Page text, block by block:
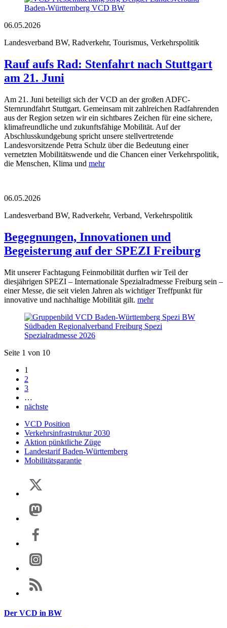
06.05.2026
Landesverband BW, Radverkehr, Tourismus, Verkehrspolitik
Rauf aufs Rad: Stenfahrt nach Stuttgart
am 21. Juni
Am 21. Juni beteiligt sich der VCD an der großen ADFC-
Sternrundfahrt Stuttgart. Gemeinsam mit zahlreichen Radfahrenden
aus der Region setzen wir ein sichtbares Zeichen für eine sichere,
klimafreundliche und zukunftsfähige Mobilität. Auf der
Abschlusskundgebung spricht unsere stellvertretende
Landesvorsitzende Petra Schulz über die Bedeutung einer
vernetzten Mobilitätswende und die Chancen einer Verkehrspolitik,
die Menschen, Klima und mehr
06.05.2026
Landesverband BW, Radverkehr, Verband, Verkehrspolitik
Begegnungen, Innovationen und
Begeisterung auf der SPEZI Freiburg
Mit unserer Fachtagung Feinmobilität durften wir Teil der
diesjährigen SPEZI – Internationale Spezialradmesse Freiburg sein –
einer Messe, die seit vielen Jahren als wichtiger Treffpunkt für
innovative und nachhaltige Mobilität gilt. mehr
Seite 1 von 10
1
2
3
…
nächste
VCD Position
Verkehrsinfrastruktur 2030
Aktion pünktliche Züge
Landestarif Baden-Württemberg
Mobilitätsgarantie
Der VCD in BW